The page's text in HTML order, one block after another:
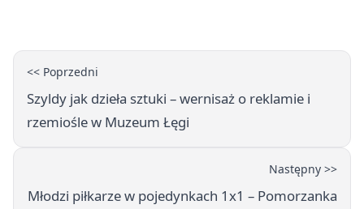
<< Poprzedni
Szyldy jak dzieła sztuki – wernisaż o reklamie i
rzemiośle w Muzeum Łęgi
Następny >>
Młodzi piłkarze w pojedynkach 1x1 – Pomorzanka